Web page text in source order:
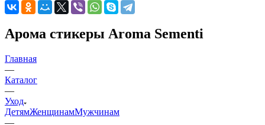
—
Каталог
—
Уход
Детям
—
Арома стикеры